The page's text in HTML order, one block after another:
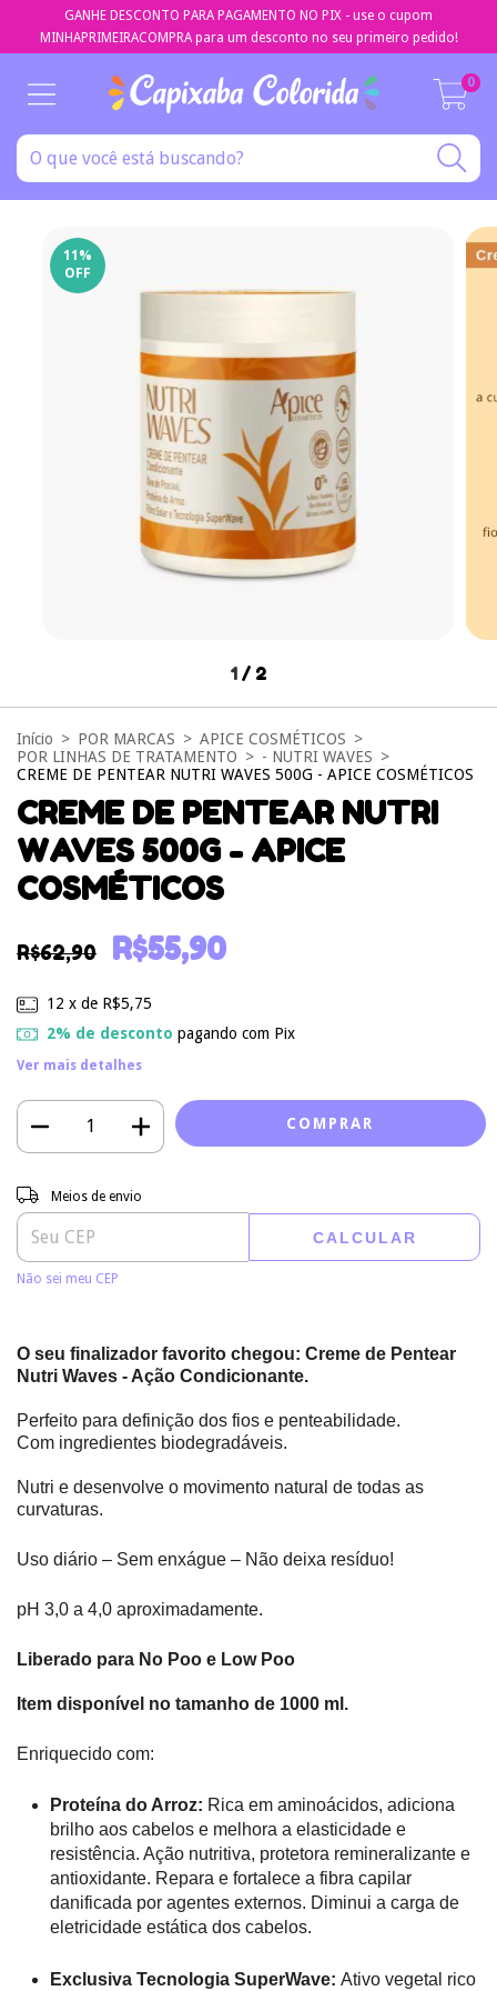
GANHE DESCONTO PARA PAGAMENTO NO PIX - use o cupom
MINHAPRIMEIRACOMPRA para um desconto no seu primeiro pedido!
0
11 %
OFF
1 / 2
Início > POR MARCAS > APICE COSMÉTICOS >
POR LINHAS DE TRATAMENTO > - NUTRI WAVES >
CREME DE PENTEAR NUTRI WAVES 500G - APICE COSMÉTICOS
CREME DE PENTEAR NUTRI
WAVES 500G - APICE
COSMÉTICOS
R$62,90 R$55,90
12 x de R$5,75
2% de desconto pagando com Pix
Ver mais detalhes
Entregas para o CEP:
Meios de envio
CALCULAR
Não sei meu CEP
O seu finalizador favorito chegou: Creme de Pentear
Nutri Waves - Ação Condicionante.
Perfeito para definição dos fios e penteabilidade.
Com ingredientes biodegradáveis.
Nutri e desenvolve o movimento natural de todas as
curvaturas.
Uso diário – Sem enxágue – Não deixa resíduo!
pH 3,0 a 4,0 aproximadamente.
Liberado para No Poo e Low Poo
Item disponível no tamanho de 1000 ml.
Enriquecido com:
Proteína do Arroz: Rica em aminoácidos, adiciona
brilho aos cabelos e melhora a elasticidade e
resistência. Ação nutritiva, protetora remineralizante e
antioxidante. Repara e fortalece a fibra capilar
danificada por agentes externos. Diminui a carga de
eletricidade estática dos cabelos.
Exclusiva Tecnologia SuperWave: Ativo vegetal rico